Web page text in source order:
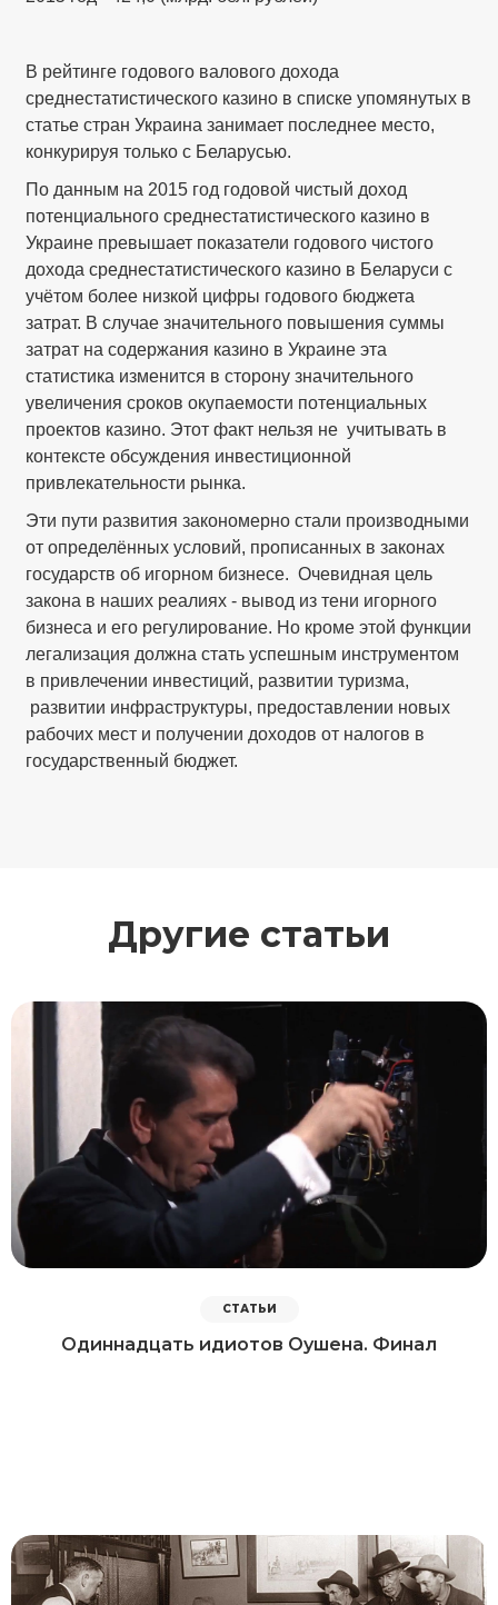
В рейтинге годового валового дохода
среднестатистического казино в списке упомянутых в
статье стран Украина занимает последнее место,
конкурируя только с Беларусью.
По данным на 2015 год годовой чистый доход
потенциального среднестатистического казино в
Украине превышает показатели годового чистого
дохода среднестатистического казино в Беларуси с
учётом более низкой цифры годового бюджета
затрат. В случае значительного повышения суммы
затрат на содержания казино в Украине эта
статистика изменится в сторону значительного
увеличения сроков окупаемости потенциальных
проектов казино. Этот факт нельзя не учитывать в
контексте обсуждения инвестиционной
привлекательности рынка.
Эти пути развития закономерно стали производными
от определённых условий, прописанных в законах
государств об игорном бизнесе. Очевидная цель
закона в наших реалиях - вывод из тени игорного
бизнеса и его регулирование. Но кроме этой функции
легализация должна стать успешным инструментом
в привлечении инвестиций, развитии туризма,
развитии инфраструктуры, предоставлении новых
рабочих мест и получении доходов от налогов в
государственный бюджет.
Другие статьи
СТАТЬИ
Одиннадцать идиотов Оушена. Финал